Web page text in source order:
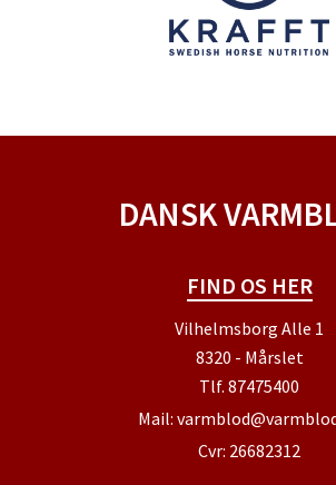
DANSK
FIND OS HER
Vilhelmsborg Alle 1
8320 - Mårslet
Tlf. 87475400
Mail:
Cvr: 26682312